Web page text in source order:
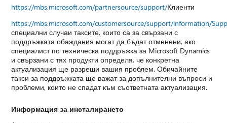
https://mbs.microsoft.com/partnersource/support/Клиенти
https://mbs.microsoft.com/customersource/support/information/
специални случаи таксите, които са за свързани с
поддръжката обаждания могат да бъдат отменени, ако
специалист по техническа поддръжка за Microsoft Dynamics
и свързани с тях продукти определя, че конкретна
актуализация ще разреши вашия проблем. Обичайните
такси за поддръжката ще важат за допълнителни въпроси и
проблеми, които не спадат към съответната актуализация.
Информация за инсталирането